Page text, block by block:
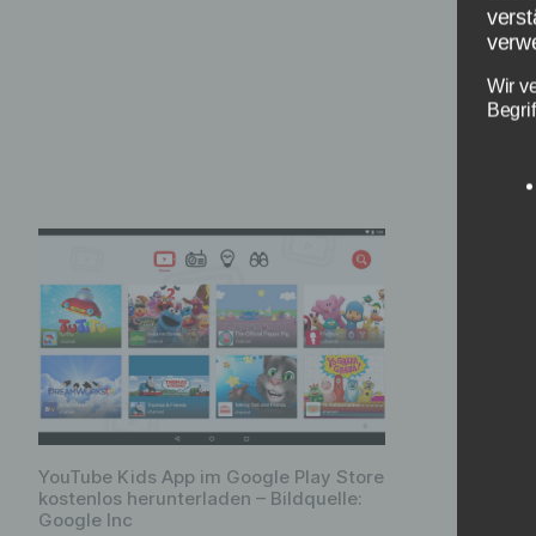
YouTube Kids App im Google Play Store
kostenlos herunterladen – Bildquelle:
Google Inc
Das
Wir